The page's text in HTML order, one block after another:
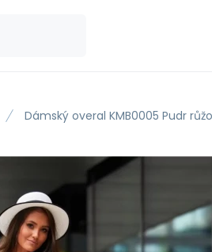
Dámský overal KMB0005 Pudr